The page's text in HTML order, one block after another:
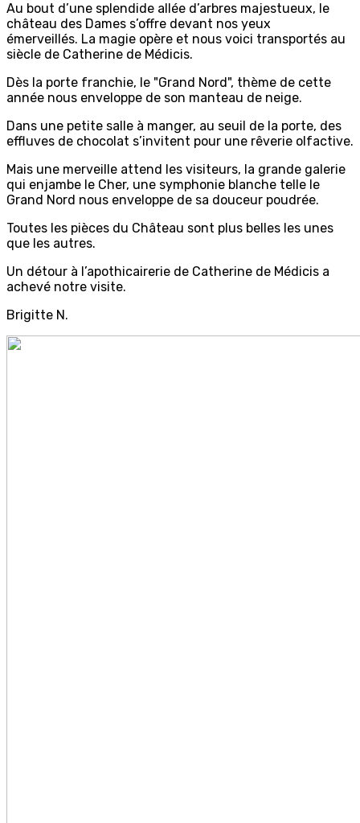
Au bout d’une splendide allée d’arbres majestueux, le
château des Dames s’offre devant nos yeux
émerveillés. La magie opère et nous voici transportés au
siècle de Catherine de Médicis.
Dès la porte franchie, le "Grand Nord", thème de cette
année nous enveloppe de son manteau de neige.
Dans une petite salle à manger, au seuil de la porte, des
effluves de chocolat s’invitent pour une rêverie olfactive.
Mais une merveille attend les visiteurs, la grande galerie
qui enjambe le Cher, une symphonie blanche telle le
Grand Nord nous enveloppe de sa douceur poudrée.
Toutes les pièces du Château sont plus belles les unes
que les autres.
Un détour à l’apothicairerie de Catherine de Médicis a
achevé notre visite.
Brigitte N.